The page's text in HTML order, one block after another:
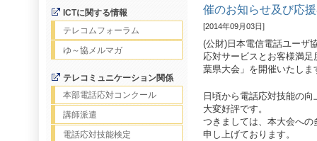
ICTに関する情報
テレコムフォーラム
ゆ～協メルマガ
テレコミュニケーション関係
本部電話応対コンクール
講師派遣
電話応対技能検定
催のお知らせ及び応
[2014年09月03日]
(公財)日本電信電話ユーザ
応対サービスとお客様満
葉県大会」を開催いたしま
日頃から電話応対技能の
大変好評です。
つきましては、本大会へ
申し上げております。